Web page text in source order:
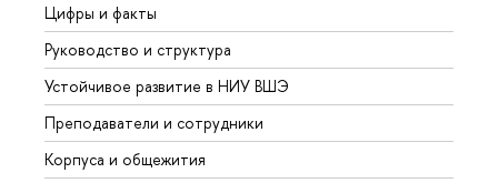
Цифры и факты
Руководство и структура
Устойчивое развитие в НИУ ВШЭ
Преподаватели и сотрудники
Корпуса и общежития